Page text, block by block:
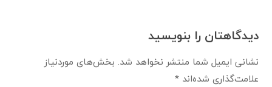
دیدگاهتان را بنویسید
نشانی ایمیل شما منتشر نخواهد شد. بخش‌های موردنیاز
علامت‌گذاری شده‌اند*